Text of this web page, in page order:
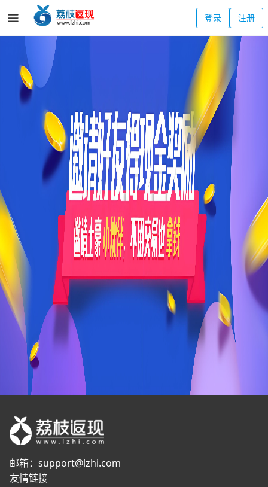
登录 注册
邮箱： support@lzhi.com
友情链接